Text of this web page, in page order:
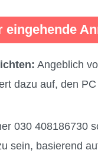
eingehende
Angeblich
dazu auf, den
030 408186730
sein, basierend